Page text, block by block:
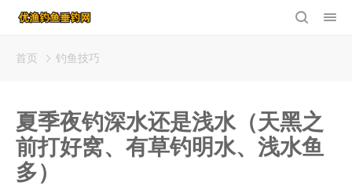
首页 钓鱼技巧
夏季夜钓深水还是浅水（天黑之
前打好窝、有草钓明水、浅水鱼
多）